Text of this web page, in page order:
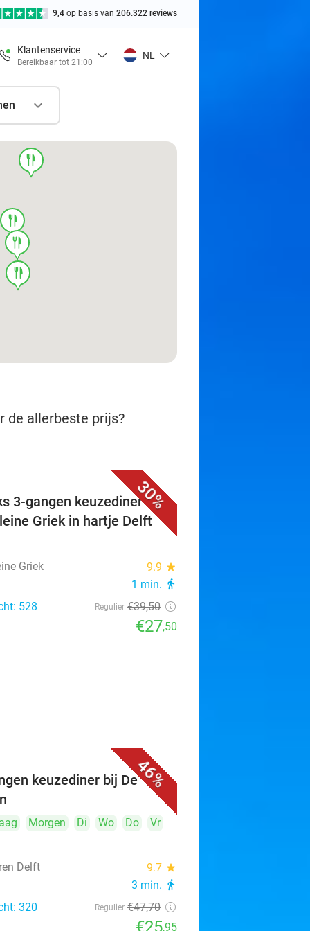
9,4 op basis van 206.322 reviews
Klantenservice
Bereikbaar tot 21:00
NL
food
food
food
food
de allerbeste prijs?
30%
3-gangen keuzediner bij
Griek in hartje Delft
Griek
9.9 star
1 min. directions_walk
528 Regulier €39,50
€27,50
46%
keuzediner bij De
Morgen Di Wo Do
Vr
Delft
9.7 star
3 min. directions_walk
320 Regulier €47,70
€25,95